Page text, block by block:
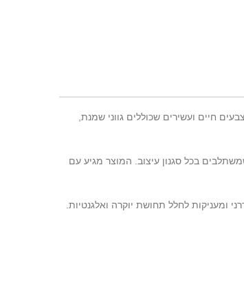
חיים ועשירים שכוללים גווני שמנת,
בכל סגנון עיצוב. המוצר מגיע עם
לחלל תחושת יוקרה ואלגנטיות.